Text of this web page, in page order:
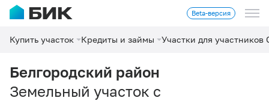
Beta-версия
Купить участок Кредиты и займы Участки для участников
Белгородский район
Земельный участок с